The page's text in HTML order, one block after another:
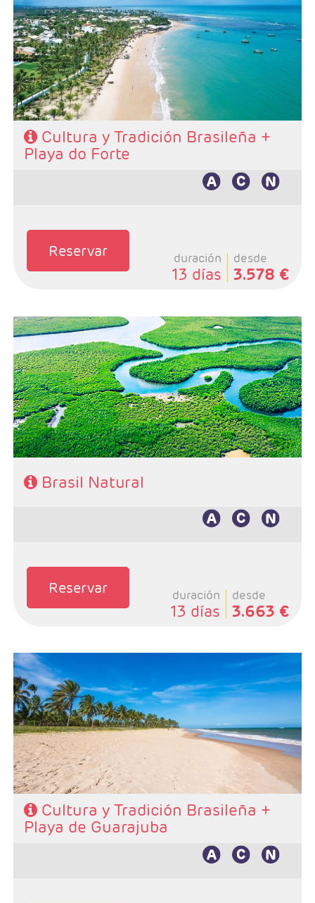
- Ruta: 3 noches Rio, 3 noches Paraty y 2 noches
Salvador + Extensión Playa do Forte 4 noches
- Categoría hotelera: De libre elección
- Régimen: Según programa
Cultura y Tradición Brasileña +
Playa do Forte
Reservar duración
13 días
desde
3.578 €
- Salidas: Diarias
- Ruta: 3 noches Rio, 3 noches Amazonía, 2 noche
Manaos y 3 noches Salvador
- Categoría hotelera: De libre elección
- Régimen: Según programa
Brasil Natural
Reservar duración
13 días
desde
3.663 €
- Salidas: Diarias
- Ruta: 3 noches Rio, 3 noches Paraty y 2 noches
Salvador + Extensión Playa de Guarajuba 4 noches en
Todo Incluido
- Categoría hotelera: De libre elección
- Régimen: Según programa
Cultura y Tradición Brasileña +
Playa de Guarajuba